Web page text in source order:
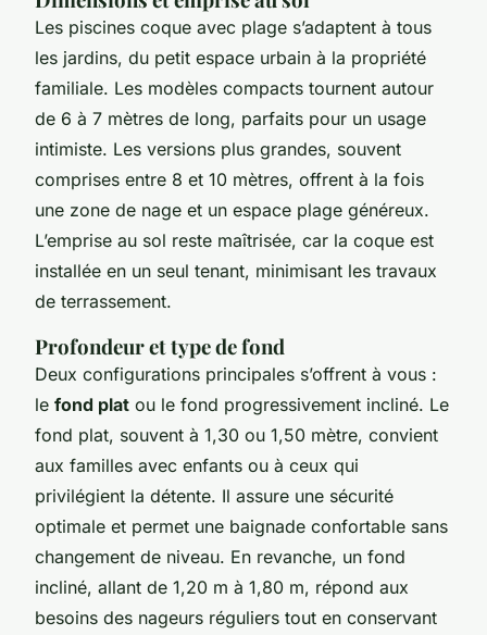
Les piscines coque avec plage s’adaptent à tous
les jardins, du petit espace urbain à la propriété
familiale. Les modèles compacts tournent autour
de 6 à 7 mètres de long, parfaits pour un usage
intimiste. Les versions plus grandes, souvent
comprises entre 8 et 10 mètres, offrent à la fois
une zone de nage et un espace plage généreux.
L’emprise au sol reste maîtrisée, car la coque est
installée en un seul tenant, minimisant les travaux
de terrassement.
Profondeur et type de fond
Deux configurations principales s’offrent à vous :
le fond plat ou le fond progressivement incliné. Le
fond plat, souvent à 1,30 ou 1,50 mètre, convient
aux familles avec enfants ou à ceux qui
privilégient la détente. Il assure une sécurité
optimale et permet une baignade confortable sans
changement de niveau. En revanche, un fond
incliné, allant de 1,20 m à 1,80 m, répond aux
besoins des nageurs réguliers tout en conservant